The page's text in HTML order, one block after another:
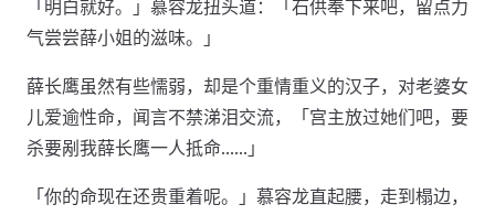
「明白就好。」慕容龙扭头道：「石供奉下来吧，留点力
气尝尝薛小姐的滋味。」
薛长鹰虽然有些懦弱，却是个重情重义的汉子，对老婆女
儿爱逾性命，闻言不禁涕泪交流，「宫主放过她们吧，要
杀要剐我薛长鹰一人抵命……」
「你的命现在还贵重着呢。」慕容龙直起腰，走到榻边，